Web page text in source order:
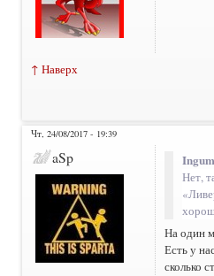
↑ Наверх
Чт, 24/08/2017 - 19:39
aSp
Нет,
На один
Есть у
сколько